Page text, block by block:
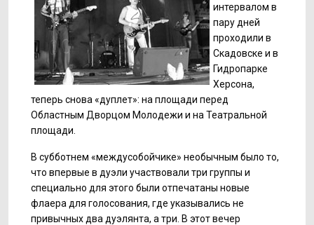
интервалом в
пару дней
проходили в
Скадовске и в
Гидропарке
Херсона,
теперь снова «дуплет»: на площади перед
Областным Дворцом Молодежи и на Театральной
площади.
В субботнем «междусобойчике» необычным было то,
что впервые в дуэли участвовали три группы и
специально для этого были отпечатаны новые
флаера для голосования, где указывались не
привычных два дуэлянта, а три. В этот вечер